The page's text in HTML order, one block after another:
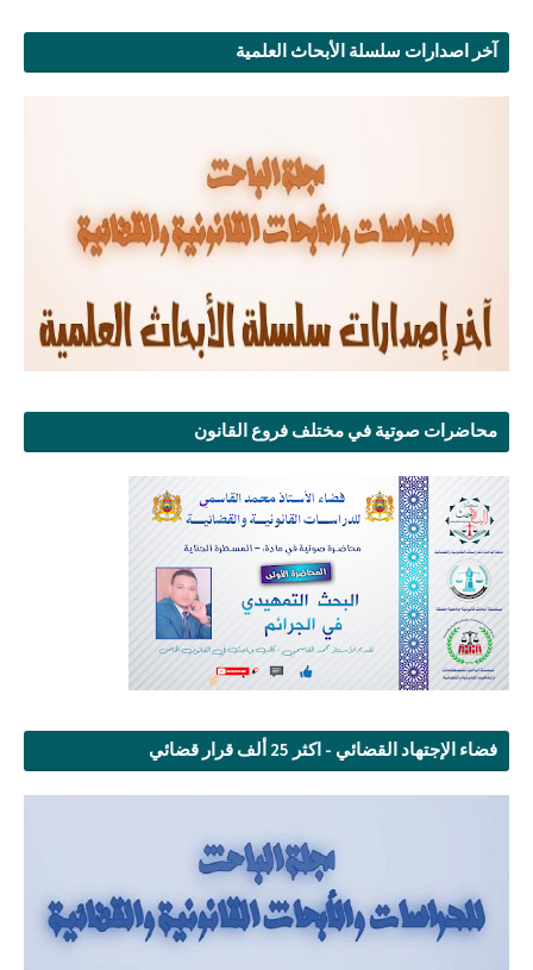
آخر اصدارات سلسلة الأبحاث العلمية
محاضرات صوتية في مختلف فروع القانون
فضاء الإجتهاد القضائي - اكثر 25 ألف قرار قضائي